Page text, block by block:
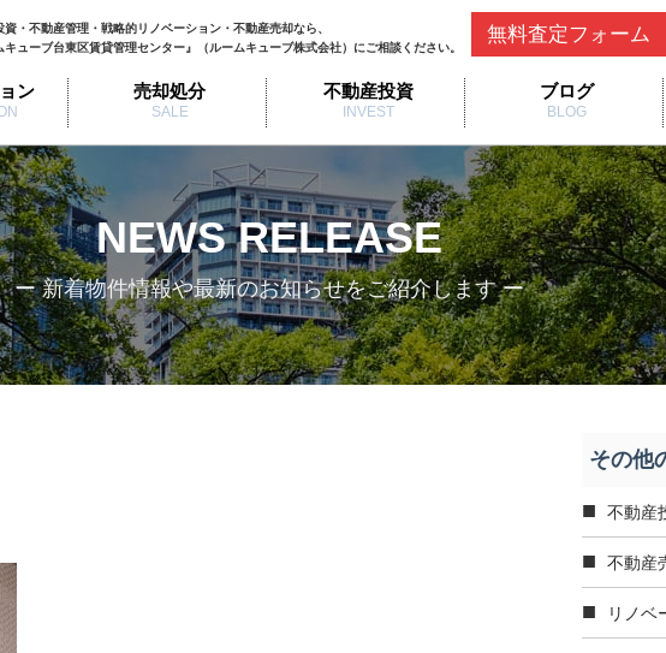
資・不動産管理・戦略的リノベーション・不動産売却なら、
キューブ台東区賃貸管理センター』（ルームキューブ株式会社）にご相談ください。
ン 売却処分
SALE
不動産投資
INVEST
ブログ
BLOG
無料査定フォーム
NEWS RELEASE
ー 新着物件情報や最新のお知らせをご紹介します ー
その他
不動産
不動産
リノベ